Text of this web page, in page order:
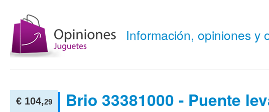
Información, opiniones
€ 104,29 Brio 33381000 - Puente